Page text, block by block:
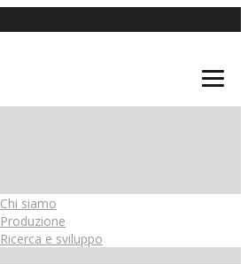
Chi siamo
Produzione
Ricerca e sviluppo